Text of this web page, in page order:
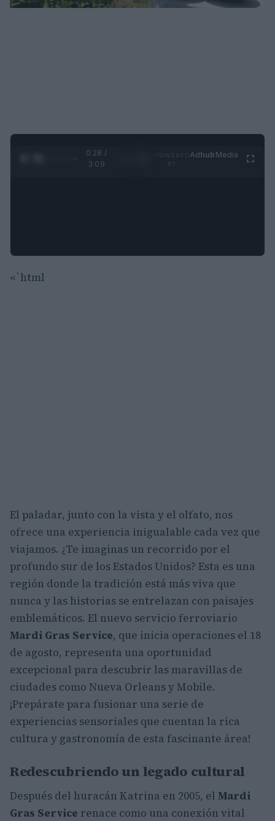
0:29 /
3:09
Adhub Media
«`html
El paladar, junto con la vista y el olfato, nos
ofrece una experiencia inigualable cada vez que
viajamos. ¿Te imaginas un recorrido por el
profundo sur de los Estados Unidos? Esta es una
región donde la tradición está más viva que
nunca y las historias se entrelazan con paisajes
emblemáticos. El nuevo servicio ferroviario
Mardi Gras Service, que inicia operaciones el 18
de agosto, representa una oportunidad
excepcional para descubrir las maravillas de
ciudades como Nueva Orleans y Mobile.
¡Prepárate para fusionar una serie de
experiencias sensoriales que cuentan la rica
cultura y gastronomía de esta fascinante área!
Redescubriendo un legado cultural
Después del huracán Katrina en 2005, el Mardi
Gras Service renace como una conexión vital